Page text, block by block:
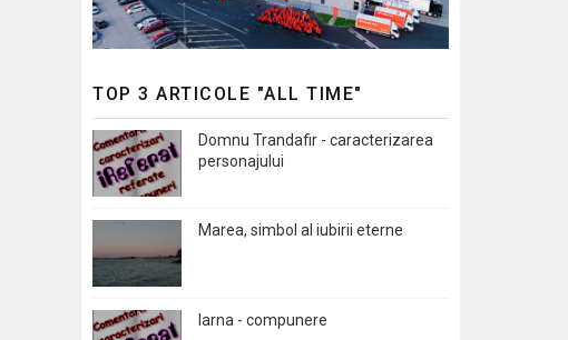
TOP 3 ARTICOLE "ALL TIME"
Domnu Trandafir - caracterizarea
personajului
Marea, simbol al iubirii eterne
Iarna - compunere